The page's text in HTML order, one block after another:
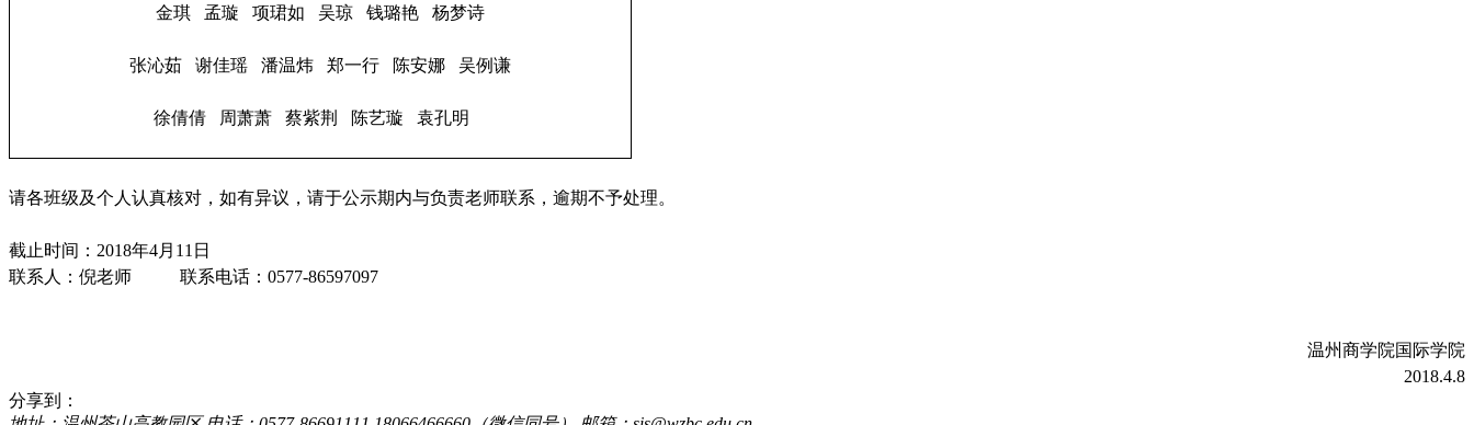
金琪 孟璇 项珺如 吴琼 钱璐艳 杨梦诗
张沁茹 谢佳瑶 潘温炜 郑一行 陈安娜 吴例谦
徐倩倩 周萧萧 蔡紫荆 陈艺璇 袁孔明
请各班级及个人认真核对，如有异议，请于公示期内与负责老师联系，逾期不予处理。
截止时间：2018年4月11日
联系人：倪老师 联系电话：0577-86597097
温州商学院国际学院
2018.4.8
分享到：